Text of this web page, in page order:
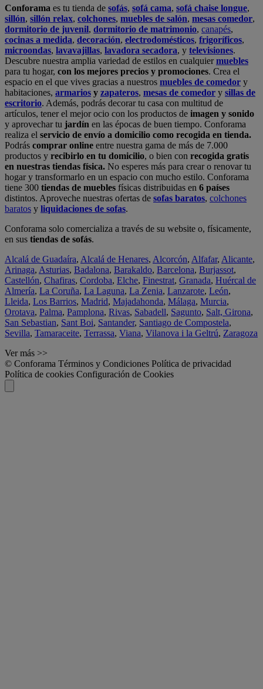
Conforama es tu tienda de sofás, sofá cama, sofá chaise longue,
sillón, sillón relax, colchones, muebles de salón, mesas comedor,
dormitorio de juvenil, dormitorio de matrimonio, canapés,
cocinas a medida, decoración, electrodomésticos, frigoríficos,
microondas, lavavajillas, lavadora secadora, y televisiones.
Descubre nuestra amplia variedad de estilos en cualquiermuebles
para tu hogar, con los mejores precios y promociones. Crea el
espacio en el que vives gracias a nuestros muebles de comedor y
habitaciones, armarios y zapateros, mesas de comedor y sillas de
escritorio. Además, podrás decorar tu casa con multitud de
artículos, tener el mejor ocio con los productos de imagen y sonido
y aprovechar tu jardín en las épocas de buen tiempo. Conforama
realiza el servicio de envío a domicilio como recogida en tienda.
Podrás comprar online entre nuestra gama de más de 7.000
productos y recibirlo en tu domicilio, o bien con recogida gratis
en nuestras tiendas física. No esperes más para crear o renovar tu
hogar y transformarlo en un espacio con mucho estilo. Conforama
tiene 300 tiendas de muebles físicas distribuidas en 6 países
distintos. Aproveche nuestras ofertas de sofas baratos, colchones
baratos y liquidaciones de sofas.
Conforama solo comercializa a través de su website o, físicamente,
en sus tiendas de sofás.
Alcalá de Guadaíra, Alcalá de Henares, Alcorcón, Alfafar, Alicante,
Arinaga, Asturias, Badalona, Barakaldo, Barcelona, Burjassot,
Castellón, Chafiras, Cordoba, Elche, Finestrat, Granada, Huércal de
Almería, La Coruña, La Laguna, La Zenia, Lanzarote, León,
Lleida, Los Barrios, Madrid, Majadahonda, Málaga, Murcia,
Orotava, Palma, Pamplona, Rivas, Sabadell, Sagunto, Salt, Girona,
San Sebastian, Sant Boi, Santander, Santiago de Compostela,
Sevilla, Tamaraceite, Terrassa, Viana, Vilanova i la Geltrú, Zaragoza
Ver más >>
© Conforama Términos y Condiciones Política de privacidad
Política de cookies Configuración de Cookies